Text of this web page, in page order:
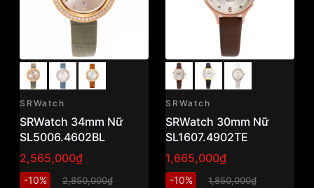
SRWatch
SRWatch 34mm Nữ
SL5006.4602BL
2,565,000₫
-10% 2,850,000₫
SRWatch
SRWatch 30mm Nữ
SL1607.4902TE
1,665,000₫
-10% 1,850,000₫